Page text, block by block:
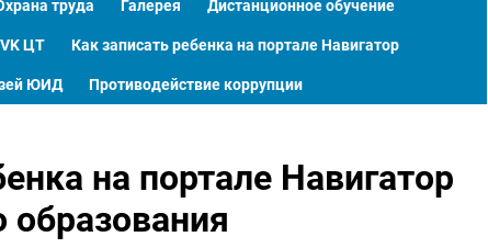
труда Галерея Дистанционное обучение
VK ЦТ Как записать ребенка на портале Навигатор
ЮИД Противодействие коррупции
на портале Навигатор
образования